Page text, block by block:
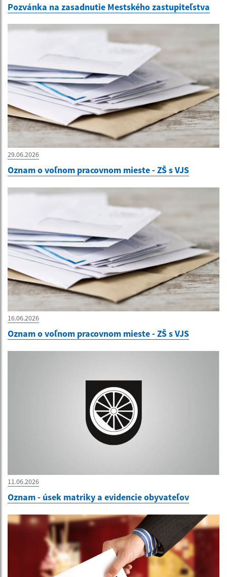
Pozvánka na zasadnutie Mestského zastupiteľstva
29.06.2026
Oznam o voľnom pracovnom mieste - ZŠ s VJS
16.06.2026
Oznam o voľnom pracovnom mieste - ZŠ s VJS
11.06.2026
Oznam - úsek matriky a evidencie obyvateľov